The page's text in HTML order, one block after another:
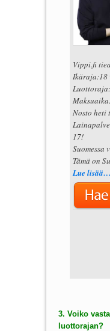
Vippi.fi
Ikäraja:18
Nosto
17!
Suomessa
Tämä on
Lue lisää…
3. Voiko
luottorajan?